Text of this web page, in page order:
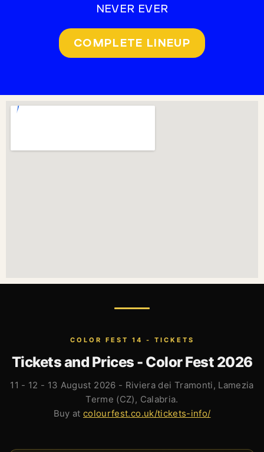
NEVER EVER
COMPLETE LINEUP
COLOR FEST 14 - TICKETS
Tickets and Prices - Color Fest 2026
11 - 12 - 13 August 2026 - Riviera dei Tramonti, Lamezia
Terme (CZ), Calabria.
Buy at colourfest.co.uk/tickets-info/